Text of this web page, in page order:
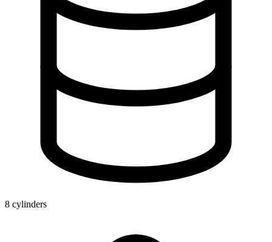
8 cylinders